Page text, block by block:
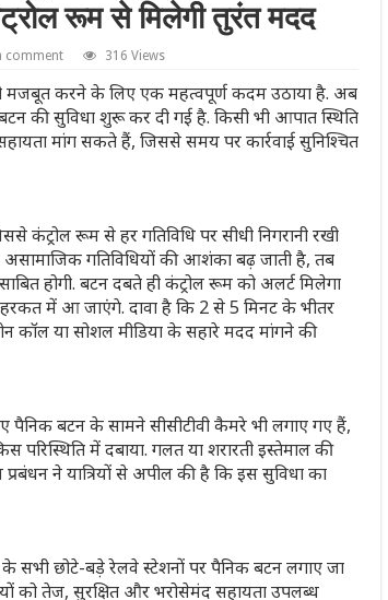
रूम से मिलेगी तुरंत मदद
comment 316 Views
मजबूत करने के लिए एक महत्वपूर्ण कदम उठाया है. अब
की सुविधा शुरू कर दी गई है. किसी भी आपात स्थिति
मांग सकते हैं, जिससे समय पर कार्रवाई सुनिश्चित
कंट्रोल रूम से हर गतिविधि पर सीधी निगरानी रखी
गतिविधियों की आशंका बढ़ जाती है, तब
होगी. बटन दबते ही कंट्रोल रूम को अलर्ट मिलेगा
में आ जाएंगे. दावा है कि 2 से 5 मिनट के भीतर
कॉल या सोशल मीडिया के सहारे मदद मांगने की
पैनिक बटन के सामने सीसीटीवी कैमरे भी लगाए गए हैं,
में दबाया. गलत या शरारती इस्तेमाल की
प्रबंधन ने यात्रियों से अपील की है कि इस सुविधा का
के सभी छोटे-बड़े रेलवे स्टेशनों पर पैनिक बटन लगाए जा
को तेज, सुरक्षित और भरोसेमंद सहायता उपलब्ध